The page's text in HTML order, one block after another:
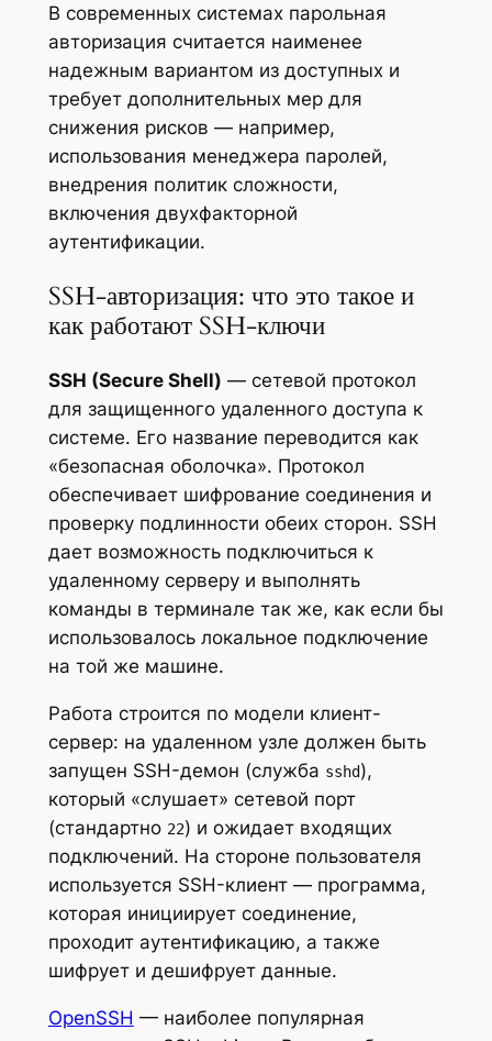
В современных системах парольная
авторизация считается наименее
надежным вариантом из доступных и
требует дополнительных мер для
снижения рисков — например,
использования менеджера паролей,
внедрения политик сложности,
включения двухфакторной
аутентификации.
SSH-авторизация: что это такое и
как работают SSH-ключи
SSH (Secure Shell) — сетевой протокол
для защищенного удаленного доступа к
системе. Его название переводится как
«безопасная оболочка». Протокол
обеспечивает шифрование соединения и
проверку подлинности обеих сторон. SSH
дает возможность подключиться к
удаленному серверу и выполнять
команды в терминале так же, как если бы
использовалось локальное подключение
на той же машине.
Работа строится по модели клиент-
сервер: на удаленном узле должен быть
запущен SSH-демон (служба sshd),
который «слушает» сетевой порт
(стандартно 22) и ожидает входящих
подключений. На стороне пользователя
используется SSH-клиент — программа,
которая инициирует соединение,
проходит аутентификацию, а также
шифрует и дешифрует данные.
OpenSSH — наиболее популярная